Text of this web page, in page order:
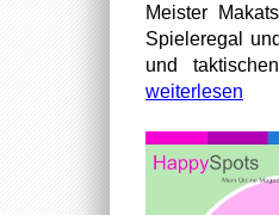
Meister
Spieleregal
und
weiterlesen